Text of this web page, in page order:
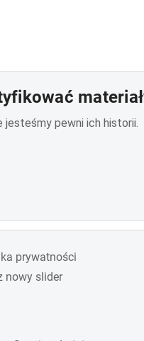
jesteśmy pewni ich historii.
prywatności
nowy slider